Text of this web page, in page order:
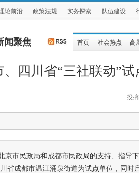
论前沿 政策法规 实务探索 队伍建设
闻聚焦 首页 社会热点 高
四川省“三社联动”
投搞
京市民政局和成都市民政局的支持、指导
省成都市温江涌泉街道为试点单位，同时